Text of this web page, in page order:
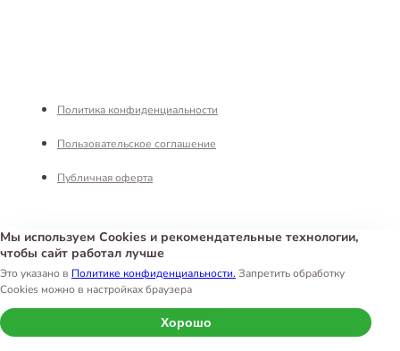
Реквизиты
Интернет-магазин «Белый Кролик»
Политика конфиденциальности
Пользовательское соглашение
Публичная оферта
Мы используем Cookies и рекомендательные технологии,
чтобы сайт работал лучше
Это указано в Политике конфиденциальности. Запретить обработку
Cookies можно в настройках браузера
Хорошо